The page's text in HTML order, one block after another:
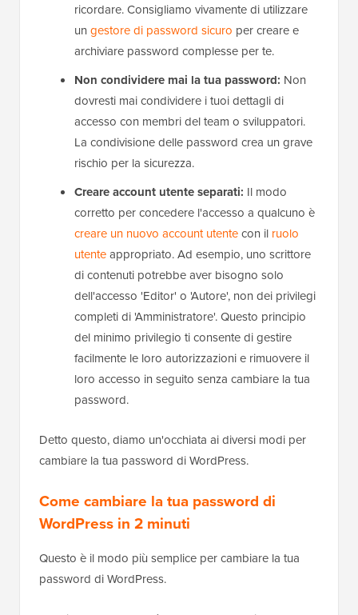
ricordare. Consigliamo vivamente di utilizzare
un gestore di password sicuro per creare e
archiviare password complesse per te.
Non condividere mai la tua password: Non
dovresti mai condividere i tuoi dettagli di
accesso con membri del team o sviluppatori.
La condivisione delle password crea un grave
rischio per la sicurezza.
Creare account utente separati: Il modo
corretto per concedere l'accesso a qualcuno è
creare un nuovo account utentecon il ruolo
utenteappropriato. Ad esempio, uno scrittore
di contenuti potrebbe aver bisogno solo
dell'accesso 'Editor' o 'Autore', non dei privilegi
completi di 'Amministratore'. Questo principio
del minimo privilegio ti consente di gestire
facilmente le loro autorizzazioni e rimuovere il
loro accesso in seguito senza cambiare la tua
password.
Detto questo, diamo un'occhiata ai diversi modi per
cambiare la tua password di WordPress.
Come cambiare la tua password di
WordPress in 2 minuti
Questo è il modo più semplice per cambiare la tua
password di WordPress.